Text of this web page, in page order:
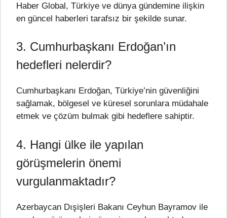
Haber Global, Türkiye ve dünya gündemine ilişkin
en güncel haberleri tarafsız bir şekilde sunar.
3. Cumhurbaşkanı Erdoğan’ın
hedefleri nelerdir?
Cumhurbaşkanı Erdoğan, Türkiye’nin güvenliğini
sağlamak, bölgesel ve küresel sorunlara müdahale
etmek ve çözüm bulmak gibi hedeflere sahiptir.
4. Hangi ülke ile yapılan
görüşmelerin önemi
vurgulanmaktadır?
Azerbaycan Dışişleri Bakanı Ceyhun Bayramov ile